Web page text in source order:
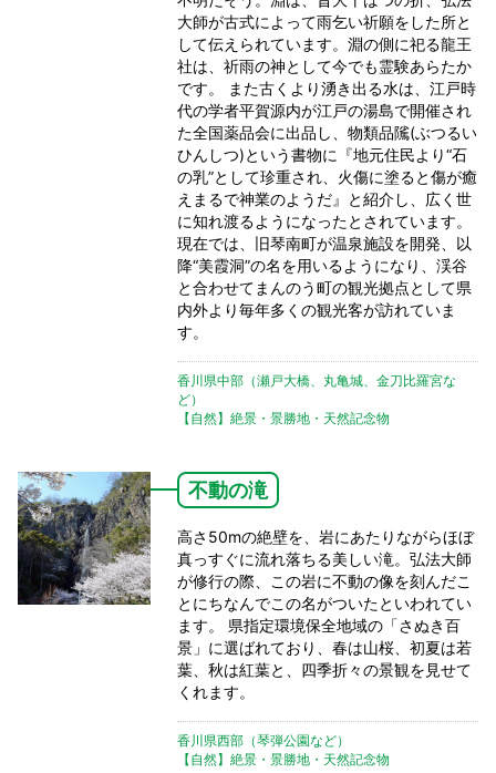
大師が古式によって雨乞い祈願をした所と
して伝えられています。淵の側に祀る龍王
社は、祈雨の神として今でも霊験あらたか
です。 また古くより湧き出る水は、江戸時
代の学者平賀源内が江戸の湯島で開催され
た全国薬品会に出品し、物類品隲(ぶつるい
ひんしつ)という書物に『地元住民より“石
の乳”として珍重され、火傷に塗ると傷が癒
えまるで神業のようだ』と紹介し、広く世
に知れ渡るようになったとされています。
現在では、旧琴南町が温泉施設を開発、以
降“美霞洞”の名を用いるようになり、渓谷
と合わせてまんのう町の観光拠点として県
内外より毎年多くの観光客が訪れていま
す。
香川県中部（瀬戸大橋、丸亀城、金刀比羅宮な
ど）
【自然】絶景・景勝地・天然記念物
不動の滝
高さ50mの絶壁を、岩にあたりながらほぼ
真っすぐに流れ落ちる美しい滝。弘法大師
が修行の際、この岩に不動の像を刻んだこ
とにちなんでこの名がついたといわれてい
ます。 県指定環境保全地域の「さぬき百
景」に選ばれており、春は山桜、初夏は若
葉、秋は紅葉と、四季折々の景観を見せて
くれます。
香川県西部（琴弾公園など）
【自然】絶景・景勝地・天然記念物